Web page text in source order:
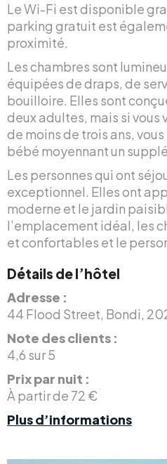
Le Wi-Fi est disponible
parking gratuit est
proximité.
Les chambres sont
équipées de draps, de
bouilloire. Elles sont
deux adultes, mais si vous
de moins de trois ans,
bébé moyennant un
Les personnes qui ont
exceptionnel. Elles ont
moderne et le jardin
l’emplacement idéal, les
et confortables et le
Détails de l’hôtel
Adresse :
44 Flood Street, Bondi,
Note des clients :
4,6 sur 5
Prix par nuit :
À partir de 72 €
Plus d’informations